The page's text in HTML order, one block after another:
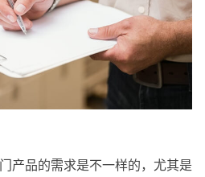
产品的需求是不一样的，尤其是